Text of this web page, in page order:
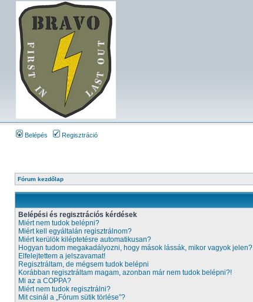
Belépés Regisztráció
Fórum kezdőlap
Belépési és regisztrációs kérdések
Miért nem tudok belépni?
Miért kell egyáltalán regisztrálnom?
Miért kerülök kiléptetésre automatikusan?
Hogyan tudom megakadályozni, hogy mások lássák, mikor vagyok jelen?
Elfelejtettem a jelszavamat!
Regisztráltam, de mégsem tudok belépni
Korábban regisztráltam magam, azonban már nem tudok belépni?!
Mi az a COPPA?
Miért nem tudok regisztrálni?
Mit csinál a „Fórum sütik törlése”?